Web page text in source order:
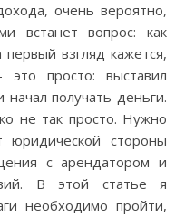
очень вероятно,
встанет вопрос: как
взгляд кажется,
просто: выставил
получать деньги.
не так просто. Нужно
стороны
с арендатором и
В этой статье я
необходимо пройти,